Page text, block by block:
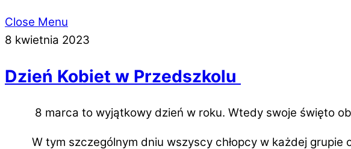
Close Menu
8 kwietnia 2023
Dzień Kobiet w Przedszkolu
8 marca to wyjątkowy dzień w roku. Wtedy swoje święto
W tym szczególnym dniu wszyscy chłopcy w każdej grupie